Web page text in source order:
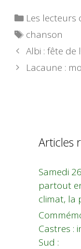
Catégories
Les
Étiquettes
chanson
Albi : fête
Lacaune :
Articles
Samedi
partout
climat, la
Castres :
Sud :